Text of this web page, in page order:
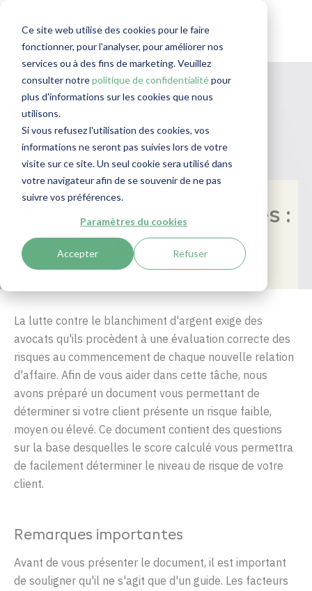
Ce site web utilise des cookies pour le faire
fonctionner, pour l'analyser, pour améliorer nos
services ou à des fins de marketing. Veuillez
consulter notrepolitique de confidentialitépour
plus d'informations sur les cookies que nous
utilisons.
Si vous refusez l'utilisation des cookies, vos
informations ne seront pas suivies lors de votre
visite sur ce site. Un seul cookie sera utilisé dans
votre navigateur afin de se souvenir de ne pas
suivre vos préférences.
Paramètres du cookies
Accepter Refuser
L'évaluation des risques :
un outil
La lutte contre le blanchiment d'argent exige des
avocats qu'ils procèdent à une évaluation correcte des
risques au commencement de chaque nouvelle relation
d'affaire. Afin de vous aider dans cette tâche, nous
avons préparé un document vous permettant de
déterminer si votre client présente un risque faible,
moyen ou élevé. Ce document contient des questions
sur la base desquelles le score calculé vous permettra
de facilement déterminer le niveau de risque de votre
client.
Remarques importantes
Avant de vous présenter le document, il est important
de souligner qu'il ne s'agit que d'un guide. Les facteurs